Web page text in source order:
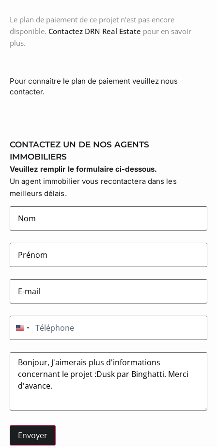
Le plan de paiement de ce projet n'est pas encore
disponible. Contactez DRN Real Estate pour en savoir
plus.
Pour connaitre le plan de paiement veuillez nous
contacter.
CONTACTEZ UN DE NOS AGENTS
IMMOBILIERS
Veuillez remplir le formulaire ci-dessous.
Un agent immobilier vous recontactera dans les
meilleurs délais.
lastname(Nécessaire)
firstname(Nécessaire)
E-
mail(Nécessaire)
Téléphone(Nécessaire)
États-Unis +1
Message